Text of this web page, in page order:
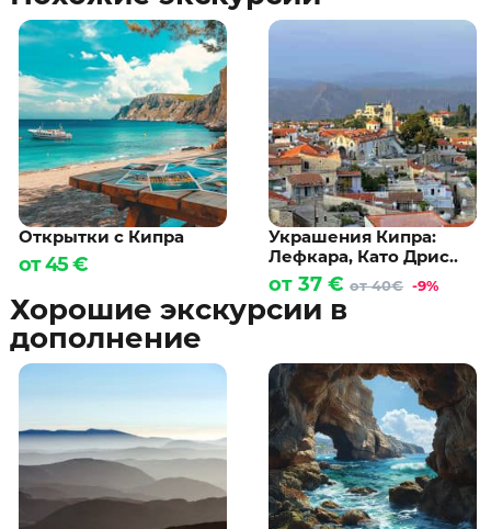
Открытки с Кипра
от 45 €
Украшения Кипра:
Лефкара, Като Дрис..
от 37 €от 40€ -9%
Хорошие экскурсии в
дополнение